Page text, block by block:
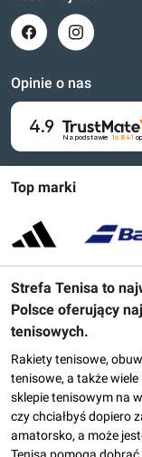
Top marki
Strefa Tenisa to
Polsce oferujący
tenisowych.
Rakiety tenisowe,
tenisowe, a także
sklepie tenisowym na
czy chciałbyś dopiero
amatorsko, a może
Opinie o nas
4.9
Na podstawie 16 841